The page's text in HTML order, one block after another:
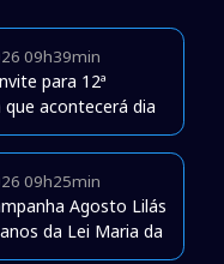
09h39min
para 12ª
que acontecerá dia
09h25min
Agosto Lilás
da Lei Maria da